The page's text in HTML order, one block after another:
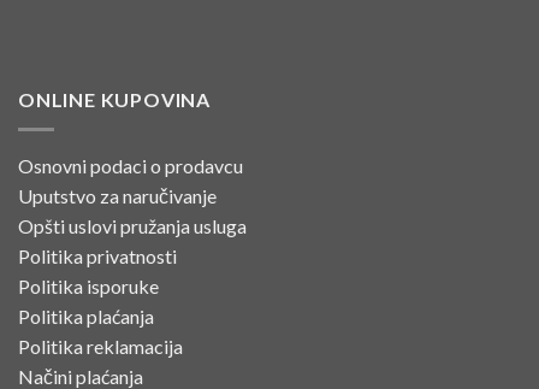
ONLINE KUPOVINA
Osnovni podaci o prodavcu
Uputstvo za naručivanje
Opšti uslovi pružanja usluga
Politika privatnosti
Politika isporuke
Politika plaćanja
Politika reklamacija
Načini plaćanja